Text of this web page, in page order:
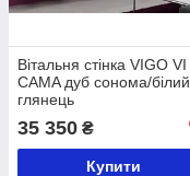
Вітальня стінка VIGO VI
CAMA дуб сонома/білий
глянець
35 350 ₴
Купити